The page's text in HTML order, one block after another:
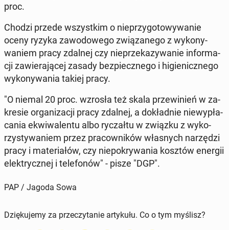
proc.
Chodzi przede wszys­tkim o nieprzy­go­towywanie
oceny ryzyka za­wodowego związanego z wykony­
waniem pracy zdalnej czy nieprzekazy­wanie in­for­ma­
cji za­w­ier­a­jącej zasady bez­piecznego i higien­icznego
wykony­wa­nia takiej pracy.
"O niemal 20 proc. wzrosła też skala przewinień w za­
kre­sie or­ga­ni­za­cji pracy zdalnej, a dokład­nie niewypła­
ca­nia ek­wi­wa­len­tu albo rycza­ł­tu w związku z wyko­
rzysty­waniem przez pra­cown­ików włas­nych narzędzi
pracy i ma­te­ri­ałów, czy niepokry­wa­nia kosztów energii
elek­trycznej i tele­fonów" - pisze "DGP".
PAP / Jagoda Sowa
Dziękujemy za przeczytanie artykułu. Co o tym myślisz?